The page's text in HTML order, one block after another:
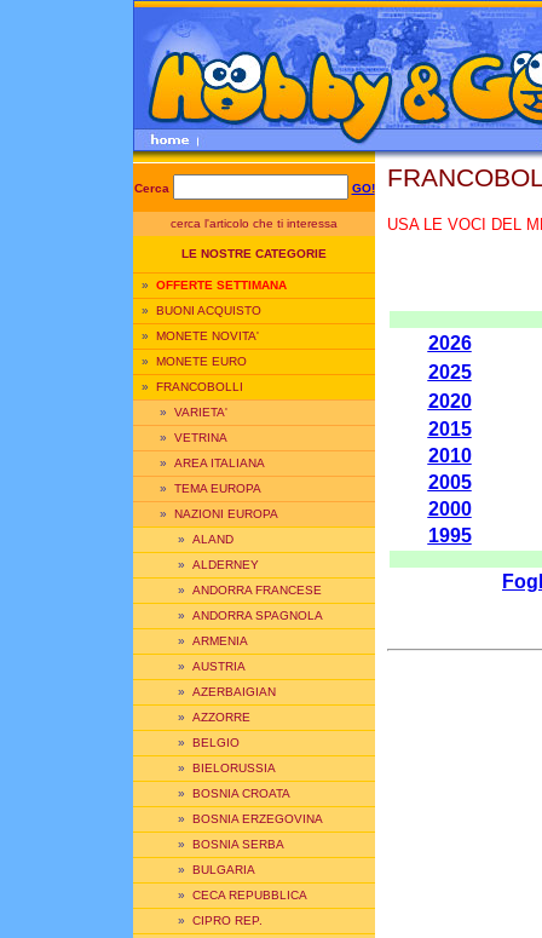
Cerca GO!
cerca l'articolo che ti interessa
LE NOSTRE CATEGORIE
» OFFERTE SETTIMANA
» BUONI ACQUISTO
» MONETE NOVITA'
» MONETE EURO
» FRANCOBOLLI
» VARIETA'
» VETRINA
» AREA ITALIANA
» TEMA EUROPA
» NAZIONI EUROPA
» ALAND
» ALDERNEY
» ANDORRA FRANCESE
» ANDORRA SPAGNOLA
» ARMENIA
» AUSTRIA
» AZERBAIGIAN
» AZZORRE
» BELGIO
» BIELORUSSIA
» BOSNIA CROATA
» BOSNIA ERZEGOVINA
» BOSNIA SERBA
» BULGARIA
» CECA REPUBBLICA
» CIPRO REP.
USA LE VOCI DEL
2026
2025
2020
2015
2010
2005
2000
1995